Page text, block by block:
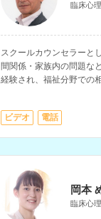
臨床心
スクールカウンセラーと
間関係・家族内の問題な
経験され、福祉分野での
ビデオ 電話
岡本
臨床心